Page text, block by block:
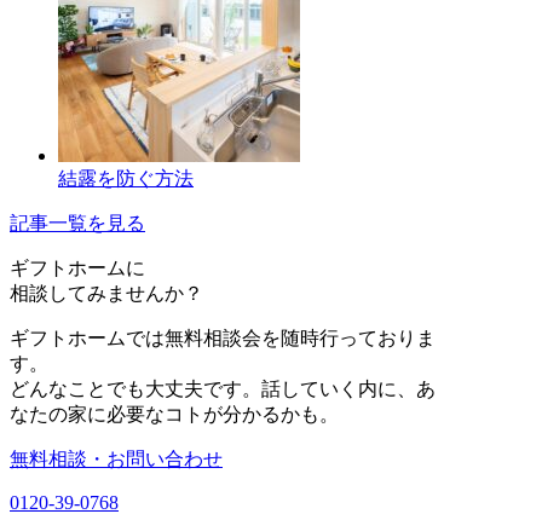
結露を防ぐ方法
記事一覧を見る
ギフトホームに
相談 してみませんか？
ギフトホームでは無料相談会を随時行っておりま
す。
どんなことでも大丈夫です。話していく内に、あ
なたの家に必要なコトが分かるかも。
無料相談・お問い合わせ
0120-39-0768